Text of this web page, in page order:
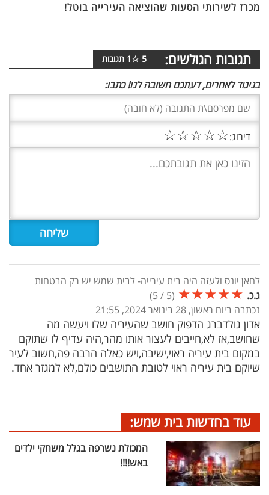
מכרז לשירותי הסעות שהוציאה העירייה בוטל!
תגובות הגולשים: 5
☆
1 תגובות
בניגוד לאחרים, דעתכם חשובה לנו! כתבו:
דירוג:☆
☆
☆
☆
☆
לחאן יונס ולעזה היה בית עירייה- לבית שמש יש רק הבטחות
ג.כ. ★
★
★
★
★
(
5
/
5
)
נכתבה ביום ראשון, 28 בינואר 2024, 21:55
אדון גולדברג הדפוק חושב שהעיריה שלו ויעשה מה
שחושב,אז לא,חייבים לעצור אותו מהר,היה עדיף לו שתוקם
במקום בית עיריה ראוי,ישיבה,ויש כאלה הרבה פה,חשוב לעיר
שיוקם בית עיריה ראוי לטובת התושבים כולם,לא למגזר אחד.
עוד בחדשות בית שמש:
המכולת נשרפה בגלל משחקי ילדים
באש!!!!